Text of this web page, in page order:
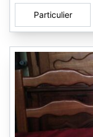
Particulier